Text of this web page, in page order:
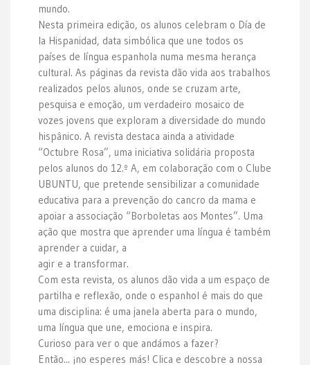
mundo.
Nesta primeira edição, os alunos celebram o Día de
la Hispanidad, data simbólica que une todos os
países de língua espanhola numa mesma herança
cultural. As páginas da revista dão vida aos trabalhos
realizados pelos alunos, onde se cruzam arte,
pesquisa e emoção, um verdadeiro mosaico de
vozes jovens que exploram a diversidade do mundo
hispânico. A revista destaca ainda a atividade
“Octubre Rosa”, uma iniciativa solidária proposta
pelos alunos do 12.º A, em colaboração com o Clube
UBUNTU, que pretende sensibilizar a comunidade
educativa para a prevenção do cancro da mama e
apoiar a associação “Borboletas aos Montes”. Uma
ação que mostra que aprender uma língua é também
aprender a cuidar, a
agir e a transformar.
Com esta revista, os alunos dão vida a um espaço de
partilha e reflexão, onde o espanhol é mais do que
uma disciplina: é uma janela aberta para o mundo,
uma língua que une, emociona e inspira.
Curioso para ver o que andámos a fazer?
Então... ¡no esperes más! Clica e descobre a nossa